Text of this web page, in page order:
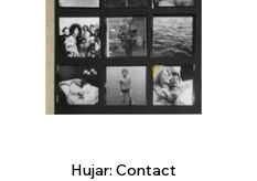
Hujar: Contact